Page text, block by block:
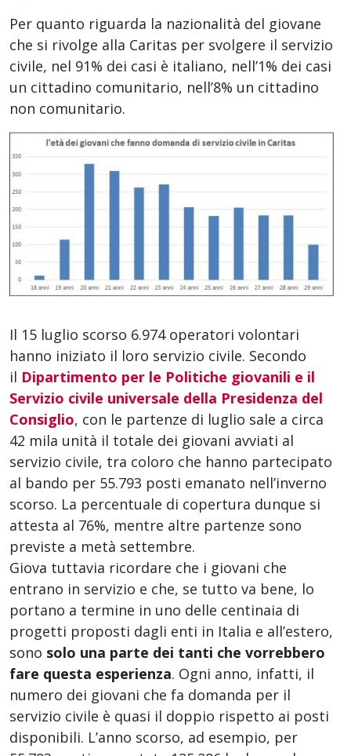
Per quanto riguarda la nazionalità del giovane
che si rivolge alla Caritas per svolgere il servizio
civile, nel 91% dei casi è italiano, nell’1% dei casi
un cittadino comunitario, nell’8% un cittadino
non comunitario.
Il 15 luglio scorso 6.974 operatori volontari
hanno iniziato il loro servizio civile. Secondo
il Dipartimento per le Politiche giovanili e il
Servizio civile universale della Presidenza del
Consiglio, con le partenze di luglio sale a circa
42 mila unità il totale dei giovani avviati al
servizio civile, tra coloro che hanno partecipato
al bando per 55.793 posti emanato nell’inverno
scorso. La percentuale di copertura dunque si
attesta al 76%, mentre altre partenze sono
previste a metà settembre.
Giova tuttavia ricordare che i giovani che
entrano in servizio e che, se tutto va bene, lo
portano a termine in uno delle centinaia di
progetti proposti dagli enti in Italia e all’estero,
sono solo una parte dei tanti che vorrebbero
fare questa esperienza. Ogni anno, infatti, il
numero dei giovani che fa domanda per il
servizio civile è quasi il doppio rispetto ai posti
disponibili. L’anno scorso, ad esempio, per